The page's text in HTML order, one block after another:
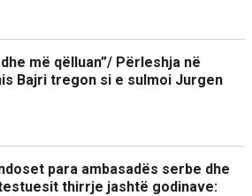
më qëlluan”/ Përleshja në
Bajri tregon si e sulmoi Jurgen
para ambasadës serbe dhe
thirrje jashtë godinave: